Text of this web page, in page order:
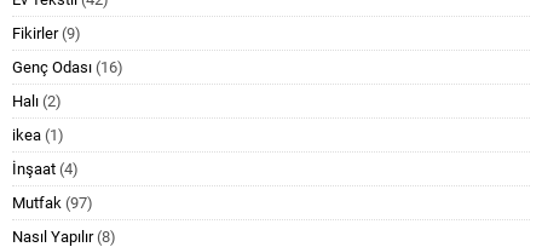
Fikirler(9)
Genç Odası (16)
Halı (2)
ikea (1)
İnşaat (4)
Mutfak (97)
Nasıl Yapılır(8)